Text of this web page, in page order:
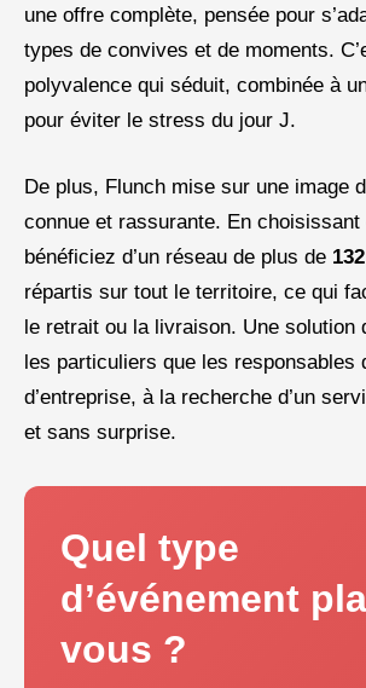
une offre complète, pensée pour
types de convives et de moments.
polyvalence qui séduit, combinée à
pour éviter le stress du jour J.
De plus, Flunch mise sur une image
connue et rassurante. En
bénéficiez d’un réseau de plus de
répartis sur tout le territoire, ce qui
le retrait ou la livraison. Une solution
les particuliers que les responsables
d’entreprise, à la recherche d’un
et sans surprise.
Quel type
d’événement
vous ?